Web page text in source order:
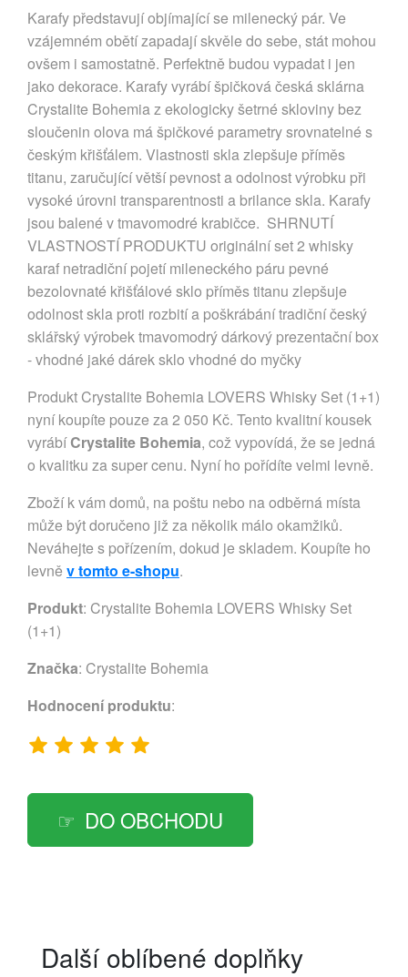
Karafy představují objímající se milenecký pár. Ve
vzájemném obětí zapadají skvěle do sebe, stát mohou
ovšem i samostatně. Perfektně budou vypadat i jen
jako dekorace. Karafy vyrábí špičková česká sklárna
Crystalite Bohemia z ekologicky šetrné skloviny bez
sloučenin olova má špičkové parametry srovnatelné s
českým křišťálem. Vlastnosti skla zlepšuje příměs
titanu, zaručující větší pevnost a odolnost výrobku při
vysoké úrovni transparentnosti a brilance skla. Karafy
jsou balené v tmavomodré krabičce. SHRNUTÍ
VLASTNOSTÍ PRODUKTU originální set 2 whisky
karaf netradiční pojetí mileneckého páru pevné
bezolovnaté křišťálové sklo příměs titanu zlepšuje
odolnost skla proti rozbití a poškrábání tradiční český
sklářský výrobek tmavomodrý dárkový prezentační box
- vhodné jaké dárek sklo vhodné do myčky
Produkt Crystalite Bohemia LOVERS Whisky Set (1+1)
nyní koupíte pouze za 2 050 Kč. Tento kvalitní kousek
vyrábíCrystalite Bohemia, což vypovídá, že se jedná
o kvalitku za super cenu. Nyní ho pořídíte velmi levně.
Zboží k vám domů, na poštu nebo na odběrná místa
může být doručeno již za několik málo okamžiků.
Neváhejte s pořízením, dokud je skladem. Koupíte ho
levně v tomto e-shopu.
Produkt: Crystalite Bohemia LOVERS Whisky Set
(1+1)
Značka: Crystalite Bohemia
Hodnocení produktu:
DO OBCHODU
Další oblíbené doplňky